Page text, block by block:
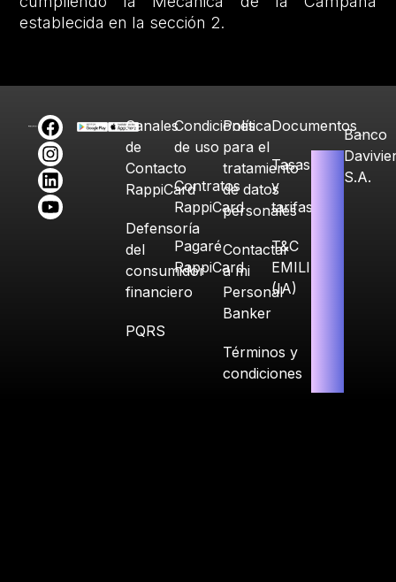
establecida en la sección 2.
Canales
de
Contacto
RappiCard
Defensoría
del
consumidor
financiero
PQRS
Condiciones
de uso
Contratos
RappiCard
Pagaré
RappiCard
Política
para el
tratamiento
de datos
personales
Contactar
a mi
Personal
Banker
Términos y
condiciones
Documentos
Tasas
y
tarifas
T&C
EMILIA
(IA)
Banco
S.A.